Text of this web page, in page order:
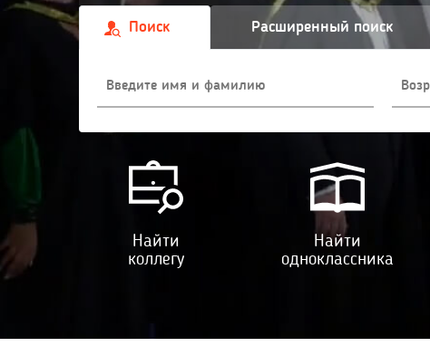
Поиск Расширенный поиск
Найти
коллегу
Найти
одноклассника